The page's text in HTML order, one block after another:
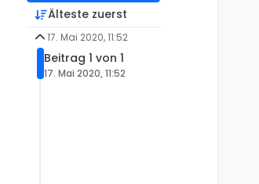
Älteste zuerst
17. Mai 2020, 11:52
Beitrag 1 von 1
17. Mai 2020, 11:52